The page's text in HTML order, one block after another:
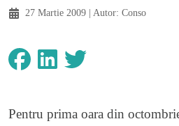
27 Martie 2009 | Autor: Conso
Pentru prima oara din